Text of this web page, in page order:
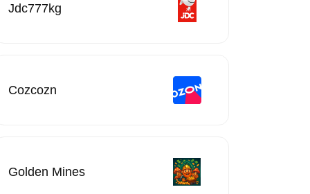
Jdc777kg
Cozcozn
Golden Mines